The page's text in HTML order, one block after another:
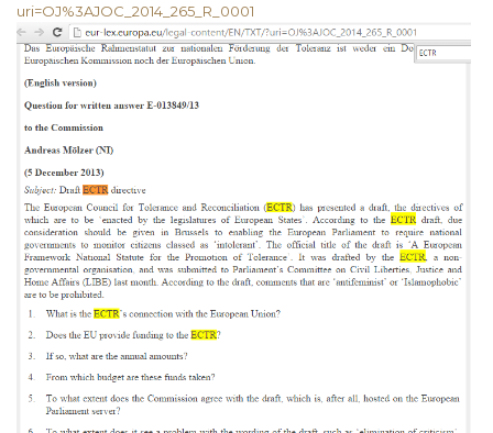
uri=OJ%3AJOC_2014_265_R_0001